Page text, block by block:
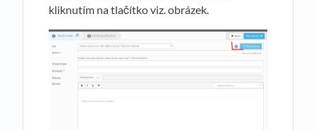
kliknutím na tlačítko viz. obrázek.